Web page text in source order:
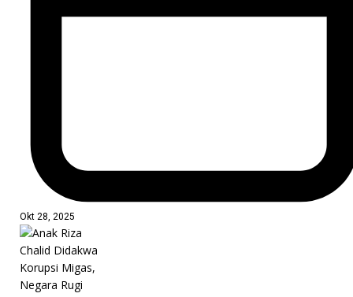
Okt 28, 2025